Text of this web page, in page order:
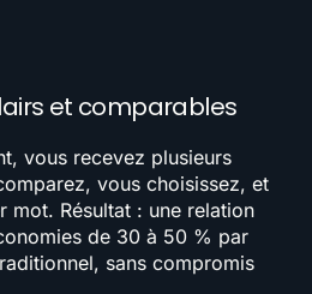
et comparables
vous recevez plusieurs
vous choisissez, et
mot. Résultat : une relation
de 30 à 50 % par
sans compromis